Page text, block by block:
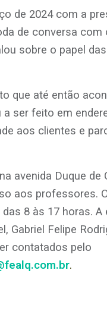
PARA
de 2024 com a
de conversa com
sobre o papel das
que até então
a ser feito em
aos clientes e
avenida Duque de
aos professores.
8 às 17 horas. A
Gabriel Felipe
contatados pelo
.